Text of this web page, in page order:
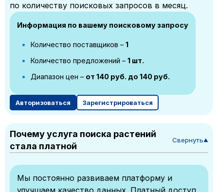
по количеству поисковых запросов в месяц.
Информация по вашему поисковому запросу
Количество поставщиков – 1
Количество предложений – 1 шт.
Диапазон цен – от 140 руб. до 140 руб.
Авторизоваться Зарегистрироваться
Почему услуга поиска растений
стала платной
Свернуть▼
Мы постоянно развиваем платформу и